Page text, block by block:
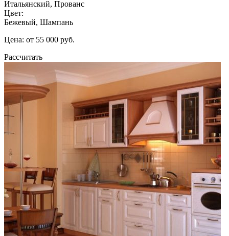
Итальянский, Прованс
Цвет:
Бежевый, Шампань
Цена: от 55 000 руб.
Рассчитать